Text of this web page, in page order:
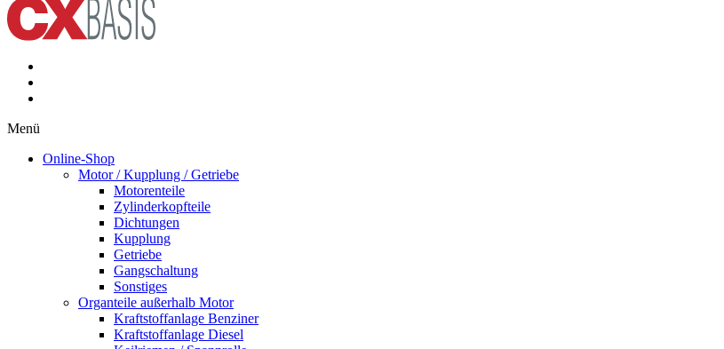
Menü
Online-Shop
Motor / Kupplung / Getriebe
Motorenteile
Zylinderkopfteile
Dichtungen
Kupplung
Getriebe
Gangschaltung
Sonstiges
Organteile außerhalb Motor
Kraftstoffanlage Benziner
Kraftstoffanlage Diesel